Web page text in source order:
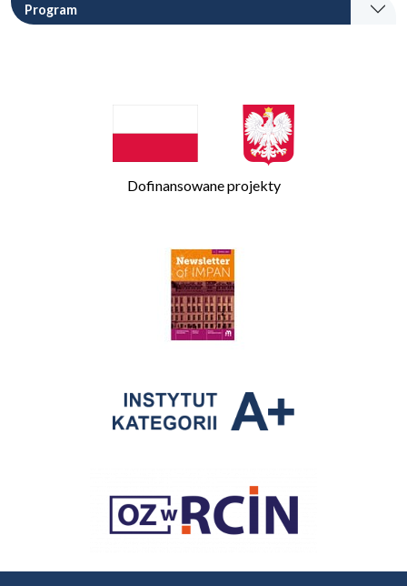
Program
Dofinansowane projekty